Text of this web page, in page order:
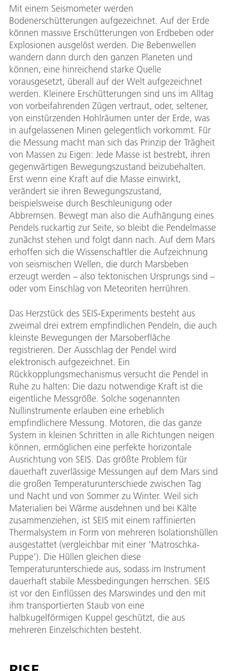
Mit einem Seismometer werden
Bodenerschütterungen aufgezeichnet. Auf der Erde
können massive Erschütterungen von Erdbeben oder
Explosionen ausgelöst werden. Die Bebenwellen
wandern dann durch den ganzen Planeten und
können, eine hinreichend starke Quelle
vorausgesetzt, überall auf der Welt aufgezeichnet
werden. Kleinere Erschütterungen sind uns im Alltag
von vorbeifahrenden Zügen vertraut, oder, seltener,
von einstürzenden Hohlräumen unter der Erde, was
in aufgelassenen Minen gelegentlich vorkommt. Für
die Messung macht man sich das Prinzip der Trägheit
von Massen zu Eigen: Jede Masse ist bestrebt, ihren
gegenwärtigen Bewegungszustand beizubehalten.
Erst wenn eine Kraft auf die Masse einwirkt,
verändert sie ihren Bewegungszustand,
beispielsweise durch Beschleunigung oder
Abbremsen. Bewegt man also die Aufhängung eines
Pendels ruckartig zur Seite, so bleibt die Pendelmasse
zunächst stehen und folgt dann nach. Auf dem Mars
erhoffen sich die Wissenschaftler die Aufzeichnung
von seismischen Wellen, die durch Marsbeben
erzeugt werden – also tektonischen Ursprungs sind –
oder vom Einschlag von Meteoriten herrühren.
Das Herzstück des SEIS-Experiments besteht aus
zweimal drei extrem empfindlichen Pendeln, die auch
kleinste Bewegungen der Marsoberfläche
registrieren. Der Ausschlag der Pendel wird
elektronisch aufgezeichnet. Ein
Rückkopplungsmechanismus versucht die Pendel in
Ruhe zu halten: Die dazu notwendige Kraft ist die
eigentliche Messgröße. Solche sogenannten
Nullinstrumente erlauben eine erheblich
empfindlichere Messung. Motoren, die das ganze
System in kleinen Schritten in alle Richtungen neigen
können, ermöglichen eine perfekte horizontale
Ausrichtung von SEIS. Das größte Problem für
dauerhaft zuverlässige Messungen auf dem Mars sind
die großen Temperaturunterschiede zwischen Tag
und Nacht und von Sommer zu Winter. Weil sich
Materialien bei Wärme ausdehnen und bei Kälte
zusammenziehen, ist SEIS mit einem raffinierten
Thermalsystem in Form von mehreren Isolationshüllen
ausgestattet (vergleichbar mit einer 'Matroschka-
Puppe'). Die Hüllen gleichen diese
Temperaturunterschiede aus, sodass im Instrument
dauerhaft stabile Messbedingungen herrschen. SEIS
ist vor den Einflüssen des Marswindes und den mit
ihm transportierten Staub von eine
halbkugelförmigen Kuppel geschützt, die aus
mehreren Einzelschichten besteht.